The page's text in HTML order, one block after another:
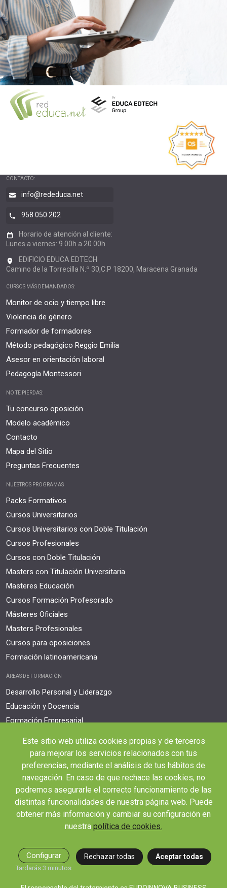
CONTACTO:
info@rededuca.net
958 050 202
Horario de atención al cliente:
Lunes a viernes: 9.00h a 20.00h
EDIFICIO EDUCA EDTECH
Camino de la Torrecilla N.º 30,C.P 18200, Maracena Granada
CURSOS MÁS DEMANDADOS:
Monitor de ocio y tiempo libre
Violencia de género
Formador de formadores
Método pedagógico Reggio Emilia
Asesor en orientación laboral
Pedagogía Montessori
NO TE PIERDAS:
Tu concurso oposición
Modelo académico
Contacto
Mapa del Sitio
Preguntas Frecuentes
NUESTROS PROGRAMAS
Packs Formativos
Cursos Universitarios
Cursos Universitarios con Doble Titulación
Cursos Profesionales
Cursos con Doble Titulación
Masters con Titulación Universitaria
Masteres Educación
Cursos Formación Profesorado
Másteres Oficiales
Masters Profesionales
Cursos para oposiciones
Formación latinoamericana
ÁREAS DE FORMACIÓN
Desarrollo Personal y Liderazgo
Educación y Docencia
Formación Empresarial
Nuevas Tecnologías y Tics
Ocio y Tiempo Libre
Orientación Laboral
Responsabilidad Social e Intervención
Salud y Actividad Física
OTROS ENLACES IMPORTANTES
Webinars y podcast
Revista Innovación Educativa
Contexto Educativo
Este sitio web utiliza cookies propias y de terceros
para mejorar los servicios relacionados con tus
preferencias, mediante el análisis de tus hábitos de
navegación. En caso de que rechace las cookies, no
podremos asegurarle el correcto funcionamiento de las
distintas funcionalidades de nuestra página web. Puede
obtener más información y cambiar su configuración en
nuestra política de cookies.
Configurar
Tardarás 3 minutos
Rechazar todas Aceptar todas